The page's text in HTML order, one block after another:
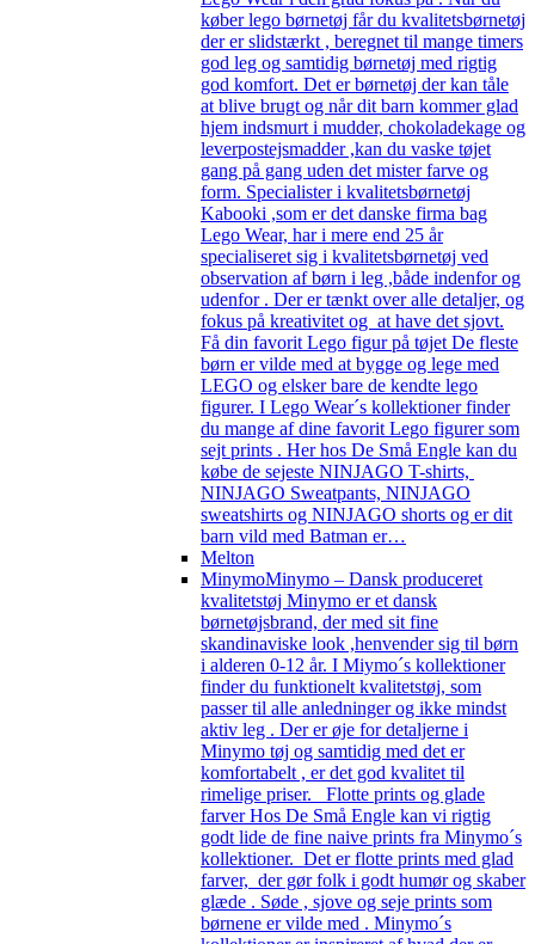
køber lego børnetøj får du kvalitetsbørnetøj
der er slidstærkt , beregnet til mange timers
god leg og samtidig børnetøj med rigtig
god komfort. Det er børnetøj der kan tåle
at blive brugt og når dit barn kommer glad
hjem indsmurt i mudder, chokoladekage og
leverpostejsmadder ,kan du vaske tøjet
gang på gang uden det mister farve og
form. Specialister i kvalitetsbørnetøj
Kabooki ,som er det danske firma bag
Lego Wear, har i mere end 25 år
specialiseret sig i kvalitetsbørnetøj ved
observation af børn i leg ,både indenfor og
udenfor . Der er tænkt over alle detaljer, og
fokus på kreativitet og at have det sjovt.
Få din favorit Lego figur på tøjet De fleste
børn er vilde med at bygge og lege med
LEGO og elsker bare de kendte lego
figurer. I Lego Wear´s kollektioner finder
du mange af dine favorit Lego figurer som
sejt prints . Her hos De Små Engle kan du
købe de sejeste NINJAGO T-shirts,
NINJAGO Sweatpants, NINJAGO
sweatshirts og NINJAGO shorts og er dit
barn vild med Batman er…
Melton
MinymoMinymo – Dansk produceret
kvalitetstøj Minymo er et dansk
børnetøjsbrand, der med sit fine
skandinaviske look ,henvender sig til børn
i alderen 0-12 år. I Miymo´s kollektioner
finder du funktionelt kvalitetstøj, som
passer til alle anledninger og ikke mindst
aktiv leg . Der er øje for detaljerne i
Minymo tøj og samtidig med det er
komfortabelt , er det god kvalitet til
rimelige priser. Flotte prints og glade
farver Hos De Små Engle kan vi rigtig
godt lide de fine naive prints fra Minymo´s
kollektioner. Det er flotte prints med glad
farver, der gør folk i godt humør og skaber
glæde . Søde , sjove og seje prints som
børnene er vilde med . Minymo´s